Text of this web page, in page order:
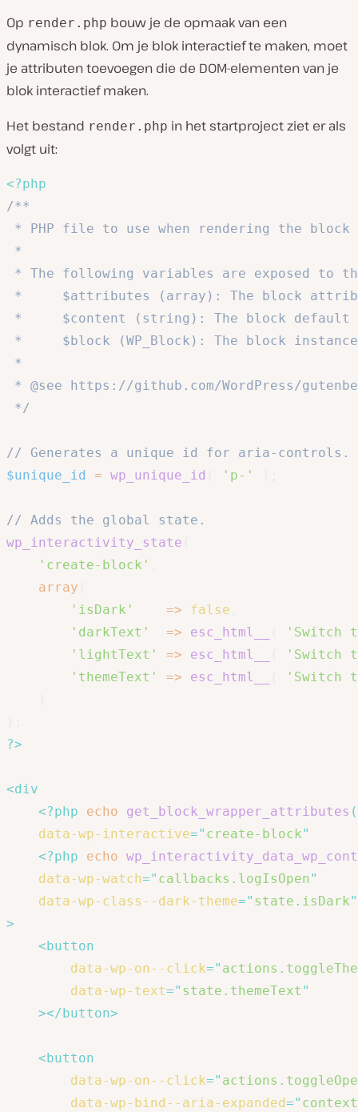
Op render.php bouw je de opmaak van een
dynamisch blok. Om je blok interactief te maken, moet
je attributen toevoegen die de DOM-elementen van je
blok interactief maken.
Het bestand render.php in het startproject ziet er als
volgt uit:
<?php
/**
* PHP file to use when rendering the
*
* The following variables are exposed to
*     $attributes (array): The block
*     $content (string): The block default
*     $block (WP_Block): The block
*
* @see https://github.com/WordPress/
*/
// Generates a unique id for aria-controls.
$unique_id
= wp_unique_id 'p-'
// Adds the global state.
wp_interactivity_state
'create-block'
array
'isDark'
=> false
'darkText'
=> esc_html__
'Switch
'lightText'
=> esc_html__
'Switch
'themeText'
=> esc_html__
'Switch
?>
<div
<?php
echo get_block_wrapper_attributes (
data-wp-interactive=" create-block"
<?php
echo
data-wp-watch=" callbacks.logIsOpen"
data-wp-class--dark-theme=" state.isDark"
>
<button
data-wp-on--click="
data-wp-text=" state.themeText "
></button>
<button
data-wp-on--click="
data-wp-bind--aria-expanded="